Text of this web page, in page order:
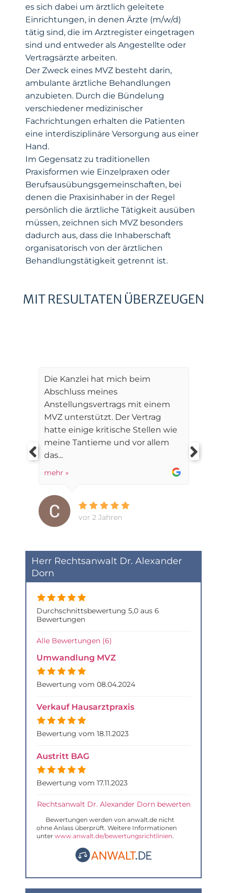
es sich dabei um ärztlich geleitete
Einrichtungen, in denen Ärzte (m/w/d)
tätig sind, die im Arztregister eingetragen
sind und entweder als Angestellte oder
Vertragsärzte arbeiten.
Der Zweck eines MVZ besteht darin,
ambulante ärztliche Behandlungen
anzubieten. Durch die Bündelung
verschiedener medizinischer
Fachrichtungen erhalten die Patienten
eine interdisziplinäre Versorgung aus einer
Hand.
Im Gegensatz zu traditionellen
Praxisformen wie Einzelpraxen oder
Berufsausübungsgemeinschaften, bei
denen die Praxisinhaber in der Regel
persönlich die ärztliche Tätigkeit ausüben
müssen, zeichnen sich MVZ besonders
dadurch aus, dass die Inhaberschaft
organisatorisch von der ärztlichen
Behandlungstätigkeit getrennt ist.
MIT RESULTATEN ÜBERZEUGEN
Die Kanzlei hat mich beim
Abschluss meines
Anstellungsvertrags mit einem
MVZ unterstützt. Der Vertrag
hatte einige kritische Stellen wie
meine Tantieme und vor allem
das...
mehr »
vor 2 Jahren
Herr Rechtsanwalt Dr. Alexander
Dorn
Durchschnittsbewertung 5,0 aus 6
Bewertungen
Alle Bewertungen (6)
Umwandlung MVZ
Bewertung vom 08.04.2024
Verkauf Hausarztpraxis
Bewertung vom 18.11.2023
Austritt BAG
Bewertung vom 17.11.2023
Rechtsanwalt Dr. Alexander Dorn bewerten
Bewertungen werden von anwalt.de nicht
ohne Anlass überprüft. Weitere Informationen
unter www.anwalt.de/bewertungsrichtlinien.